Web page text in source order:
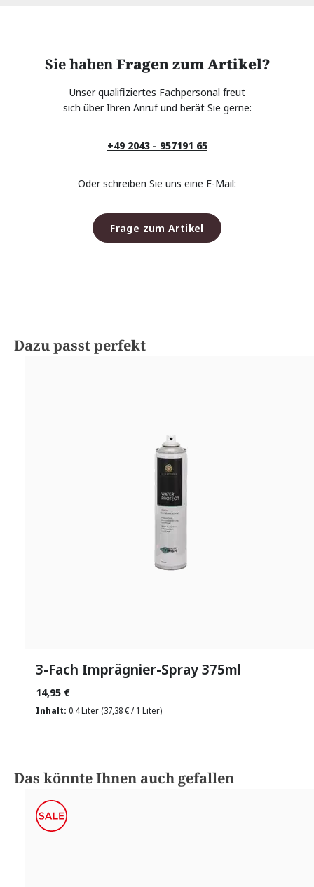
Sie habenFragen zum Artikel?
Unser qualifiziertes Fachpersonal freut
sich über Ihren Anruf und berät Sie gerne:
+49 2043 - 957191 65
Oder schreiben Sie uns eine E-Mail:
Frage zum Artikel
Produktgalerie überspringen
Dazu passt perfekt
3-Fach Imprägnier-Spray 375ml
Inhalt: 0.4 Liter (37,38 € / 1 Liter)
14,95 €
Produktgalerie überspringen
Das könnte Ihnen auch gefallen